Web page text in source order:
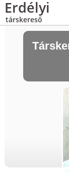
Erdélyi
társkereső